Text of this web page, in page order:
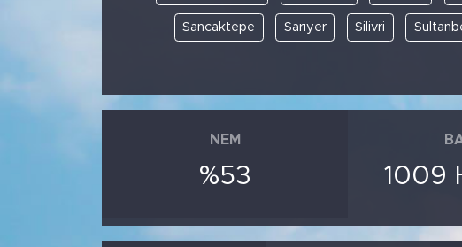
Sancaktepe Sarıyer Silivri
NEM
%53 1009